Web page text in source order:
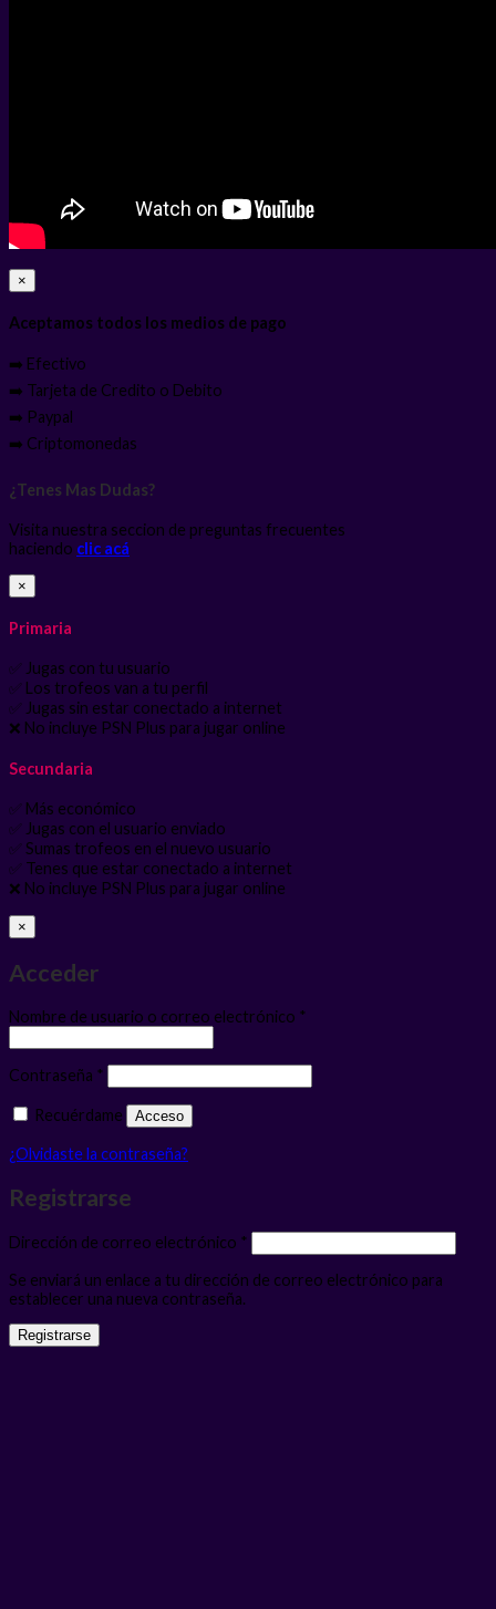
×
Aceptamos todos los medios de pago
➡️ Efectivo
➡️ Tarjeta de Credito o Debito
➡️ Paypal
➡️ Criptomonedas
¿Tenes Mas Dudas?
Visita nuestra seccion de preguntas frecuentes
haciendo clic acá
×
Primaria
✅ Jugas con tu usuario
✅ Los trofeos van a tu perfil
✅ Jugas sin estar conectado a internet
❌ No incluye PSN Plus para jugar online
Secundaria
✅ Más económico
✅ Jugas con el usuario enviado
✅ Sumas trofeos en el nuevo usuario
✅ Tenes que estar conectado a internet
❌ No incluye PSN Plus para jugar online
×
Acceder
Nombre de usuario o correo electrónico *
Contraseña *
Recuérdame Acceso
¿Olvidaste la contraseña?
Registrarse
Dirección de correo electrónico *
Se enviará un enlace a tu dirección de correo electrónico para
establecer una nueva contraseña.
Registrarse